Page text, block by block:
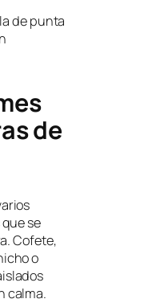
de punta
de
se
Cofete,
o
calma.